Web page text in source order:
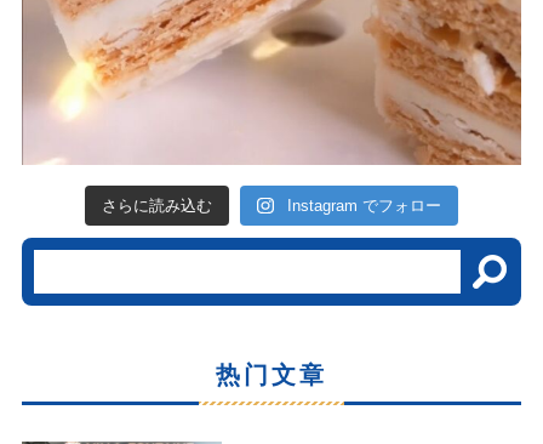
さらに読み込む Instagram でフォロー
热门文章